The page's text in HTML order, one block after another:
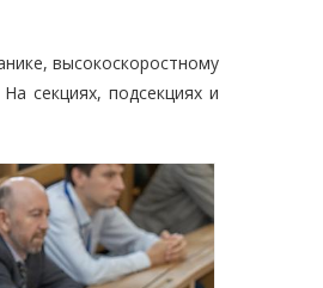
высокоскоростному
секциях, подсекциях и